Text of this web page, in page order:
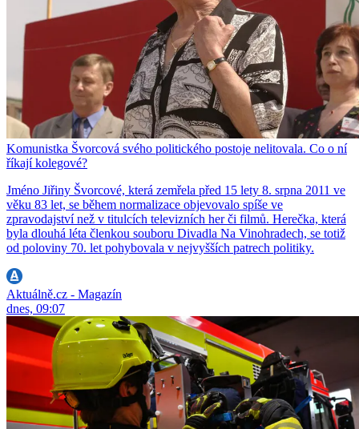
Komunistka Švorcová svého politického postoje nelitovala. Co o ní
říkají kolegové?
Jméno Jiřiny Švorcové, která zemřela před 15 lety 8. srpna 2011 ve
věku 83 let, se během normalizace objevovalo spíše ve
zpravodajství než v titulcích televizních her či filmů. Herečka, která
byla dlouhá léta členkou souboru Divadla Na Vinohradech, se totiž
od poloviny 70. let pohybovala v nejvyšších patrech politiky.
Aktuálně.cz - Magazín
dnes, 09:07